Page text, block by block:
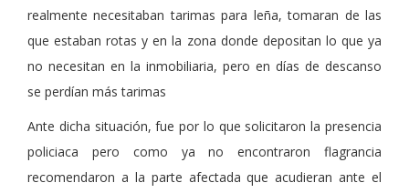
realmente necesitaban tarimas para leña, tomaran de las
que estaban rotas y en la zona donde depositan lo que ya
no necesitan en la inmobiliaria, pero en días de descanso
se perdían más tarimas
Ante dicha situación, fue por lo que solicitaron la presencia
policiaca pero como ya no encontraron flagrancia
recomendaron a la parte afectada que acudieran ante el